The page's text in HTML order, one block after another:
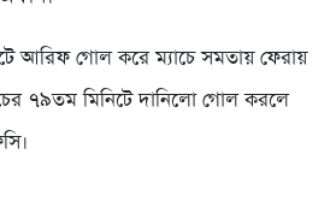
আরিফ গোল করে ম্যাচে সমতায় ফেরায়
৭৯তম মিনিটে দানিলো গোল করলে